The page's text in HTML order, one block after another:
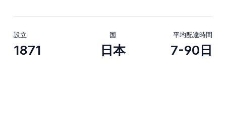
設立
1871
国
日本
平均配達時間
7-90日